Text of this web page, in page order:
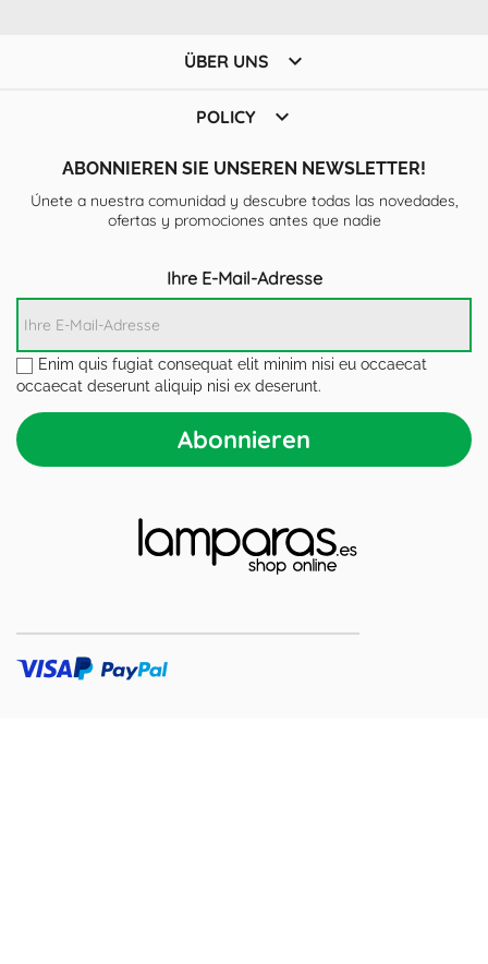
ÜBER UNS 
POLICY 
ABONNIEREN SIE UNSEREN NEWSLETTER!
Únete a nuestra comunidad y descubre todas las novedades,
ofertas y promociones antes que nadie
Ihre E-Mail-Adresse
Enim quis fugiat consequat elit minim nisi eu occaecat
occaecat deserunt aliquip nisi ex deserunt.